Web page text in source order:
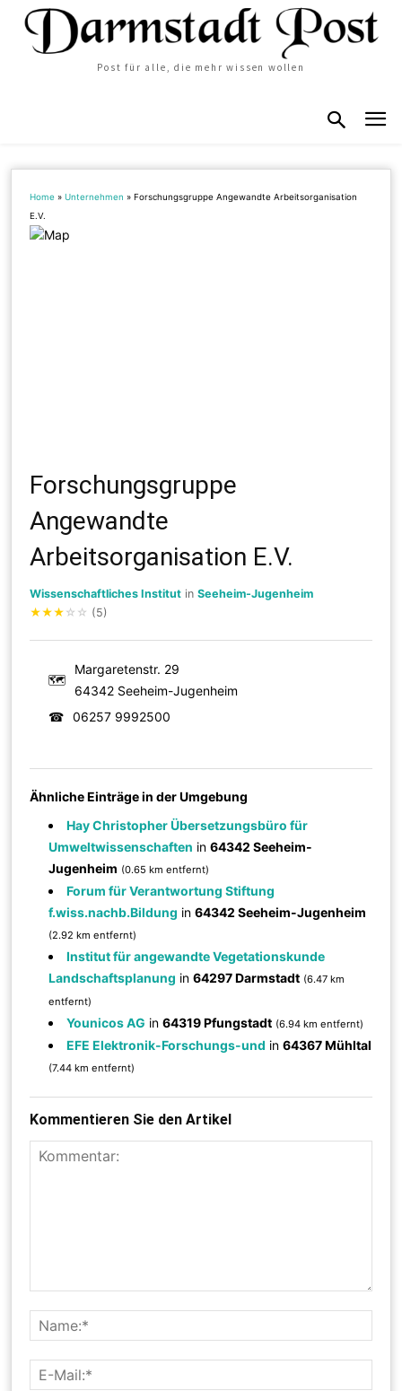
Post für alle, die mehr wissen wollen
Home »Unternehmen »Forschungsgruppe Angewandte Arbeitsorganisation
E.V.
Forschungsgruppe
Angewandte
Arbeitsorganisation E.V.
Wissenschaftliches Institut inSeeheim-Jugenheim
★★★ ☆ ☆ (5)
🗺
Margaretenstr. 29
64342 Seeheim-Jugenheim
☎
06257 9992500
Ähnliche Einträge in der Umgebung
Hay Christopher Übersetzungsbüro für
Umweltwissenschaften in64342 Seeheim-
Jugenheim (0.65 km entfernt)
Forum für Verantwortung Stiftung
f.wiss.nachb.Bildung in64342 Seeheim-Jugenheim
(2.92 km entfernt)
Institut für angewandte Vegetationskunde
Landschaftsplanung in64297 Darmstadt (6.47 km
entfernt)
Younicos AG in64319 Pfungstadt (6.94 km entfernt)
EFE Elektronik-Forschungs-und in64367 Mühltal
(7.44 km entfernt)
Kommentieren Sie den Artikel